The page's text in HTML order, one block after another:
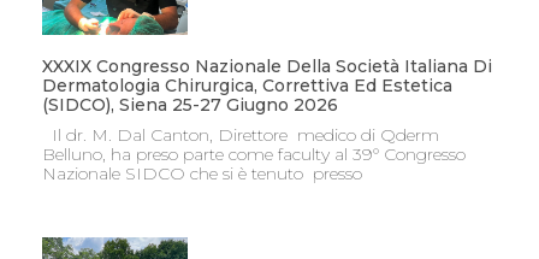
XXXIX Congresso Nazionale Della Società Italiana Di
Dermatologia Chirurgica, Correttiva Ed Estetica
(SIDCO), Siena 25-27 Giugno 2026
Il dr. M. Dal Canton, Direttore medico di Qderm
Belluno, ha preso parte come faculty al 39° Congresso
Nazionale SIDCO che si è tenuto presso